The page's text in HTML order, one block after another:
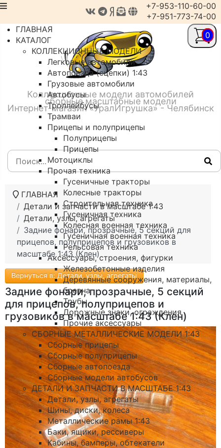
Коллекционные модели автомобилей
сборные масштабные модели
Интернет-магазин «УралИгрушка» - Челябинск
+7-953-110-60-00
+7-951-773-74-00
ГЛАВНАЯ
КАТАЛОГ
КОЛЛЕКЦИОННЫЕ МОДЕЛИ
Легковые автомобили
Автопоезда (сцепки) 1:43
Грузовые автомобили
Автобусы
Троллейбусы
Трамваи
Прицепы и полуприцепы
Полуприцепы
Прицепы
Мотоциклы
Прочая техника
Гусеничные тракторы
Колесные тракторы
Строительная техника
Гусеничная техника
Колесная военная техника
Гусеничная военная техника
Рельсовая техника
Аксессуары, строения, фигурки
Железобетонные изделия
Деревянные сооружения, материалы,
бревна
Трубы
Дорожные знаки, ограждения
Прочие аксессуары
СБОРНЫЕ МЕТАЛЛИЧЕСКИЕ МОДЕЛИ 1:43
Сборные прицепы
Сборные полуприцепы
Сборные автопоезда
Сборные модели автобусов
ДЕТАЛИ И ЗАПЧАСТИ В МАСШТАБЕ 1:43
Детали, узлы, агрегаты
Шины, диски, колеса
Металлические рамы 1:43
Баки, ящики, рессиверы
Кабины, бамперы, обтекатели
ГЛАВНАЯ
Детали и запчасти в масштабе 1:43
Детали, узлы, агрегаты
Задние фонари, прозрачные, 5 секций для
прицепов, полуприцепов и грузовиков в
масштабе 1:43 (Клен)
Вернуться в: Детали, узлы, агрегаты
Задние фонари, прозрачные, 5 секций
для прицепов, полуприцепов и
грузовиков в масштабе 1:43 (Клен)
0